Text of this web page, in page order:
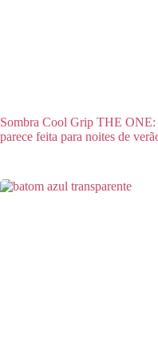
Sombra Cool Grip THE ONE:
parece feita para noites de